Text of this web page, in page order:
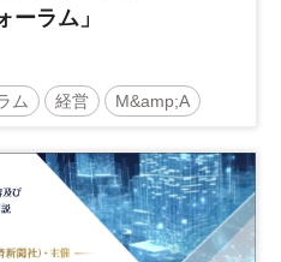
ーラム」
ム 経営 M&amp;A
ーラム 参加無料